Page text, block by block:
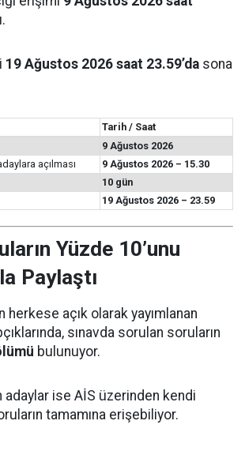
19 Ağustos 2026 saat 23.59’da sona
Tarih / Saat
9 Ağustos 2026
açılması
9 Ağustos 2026 – 15.30
10 gün
19 Ağustos 2026 – 23.59
Yüzde 10’unu
Paylaştı
herkese açık olarak yayımlanan
sınavda sorulan soruların
bulunuyor.
adaylar ise AİS üzerinden kendi
tamamına erişebiliyor.